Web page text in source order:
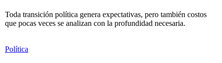
Toda transición política genera expectativas, pero también costos
que pocas veces se analizan con la profundidad necesaria.
Política